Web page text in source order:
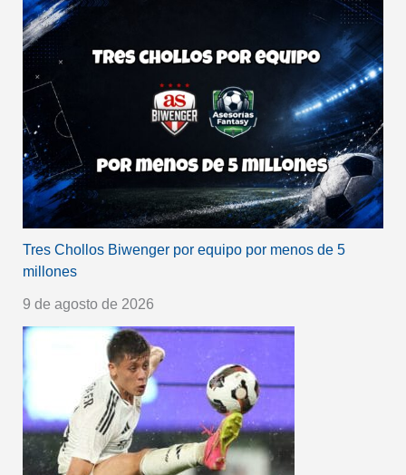
Tres Chollos Biwenger por equipo por menos de 5
millones
9 de agosto de 2026